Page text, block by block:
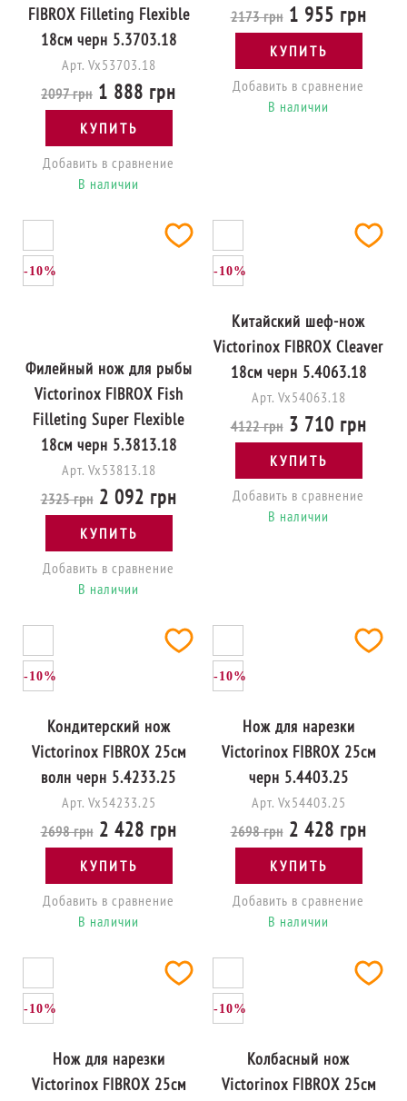
FIBROX Filleting Flexible
18см черн 5.3703.18
Арт. Vx53703.18
2097 грн 1 888 грн
КУПИТЬ
Добавить в сравнение
В наличии
2173 грн1 955 грн
КУПИТЬ
Добавить в сравнение
В наличии
-10%
Филейный нож для рыбы
Victorinox FIBROX Fish
Filleting Super Flexible
18см черн 5.3813.18
Арт. Vx53813.18
2325 грн2 092 грн
КУПИТЬ
Добавить в сравнение
В наличии
-10%
Китайский шеф-нож
Victorinox FIBROX Cleaver
18см черн 5.4063.18
Арт. Vx54063.18
4122 грн3 710 грн
КУПИТЬ
Добавить в сравнение
В наличии
-10%
Кондитерский нож
Victorinox FIBROX 25см
волн черн 5.4233.25
Арт. Vx54233.25
2698 грн2 428 грн
КУПИТЬ
Добавить в сравнение
В наличии
-10%
Нож для нарезки
Victorinox FIBROX 25см
черн 5.4403.25
Арт. Vx54403.25
2698 грн2 428 грн
КУПИТЬ
Добавить в сравнение
В наличии
-10%
Нож для нарезки
Victorinox FIBROX 25см
-10%
Колбасный нож
Victorinox FIBROX 25см